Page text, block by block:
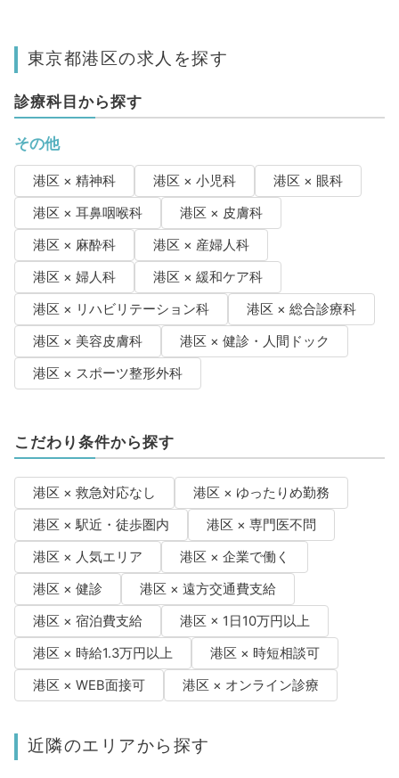
東京都港区の求人を探す
診療科目から探す
その他
港区 × 精神科 港区 × 小児科
港区 × 眼科
港区 × 耳鼻咽喉科
港区 × 皮膚科
港区 × 麻酔科
港区 × 産婦人科
港区 × 婦人科
港区 × 緩和ケア科
港区 × リハビリテーション科
港区 × 総合診療科
港区 × 美容皮膚科
港区 × 健診・人間ドック
港区 × スポーツ整形外科
こだわり条件から探す
港区 × 救急対応なし
港区 × ゆったりめ勤務
港区 × 駅近・徒歩圏内
港区 × 専門医不問
港区 × 人気エリア
港区 × 企業で働く
港区 × 健診
港区 × 遠方交通費支給
港区 × 宿泊費支給
港区 × 1日10万円以上
港区 × 時給1.3万円以上
港区 × 時短相談可
港区 × WEB面接可
港区 × オンライン診療
近隣のエリアから探す